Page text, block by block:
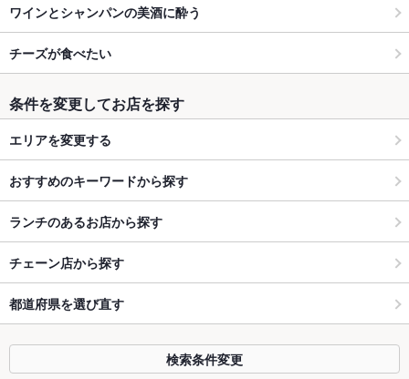
ワインとシャンパンの美酒に酔う
チーズが食べたい
条件を変更してお店を探す
エリアを変更する
おすすめのキーワードから探す
ランチのあるお店から探す
チェーン店から探す
都道府県を選び直す
検索条件変更